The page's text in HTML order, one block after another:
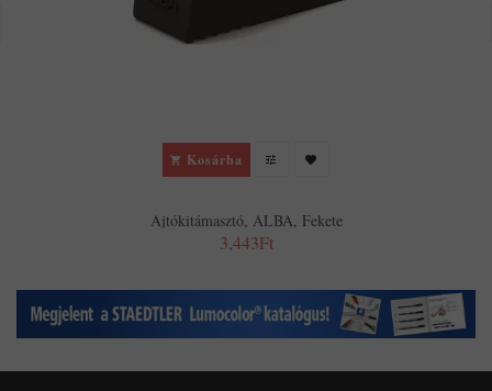
Kosárba
Ajtókitámasztó, ALBA, Fekete
3,443Ft